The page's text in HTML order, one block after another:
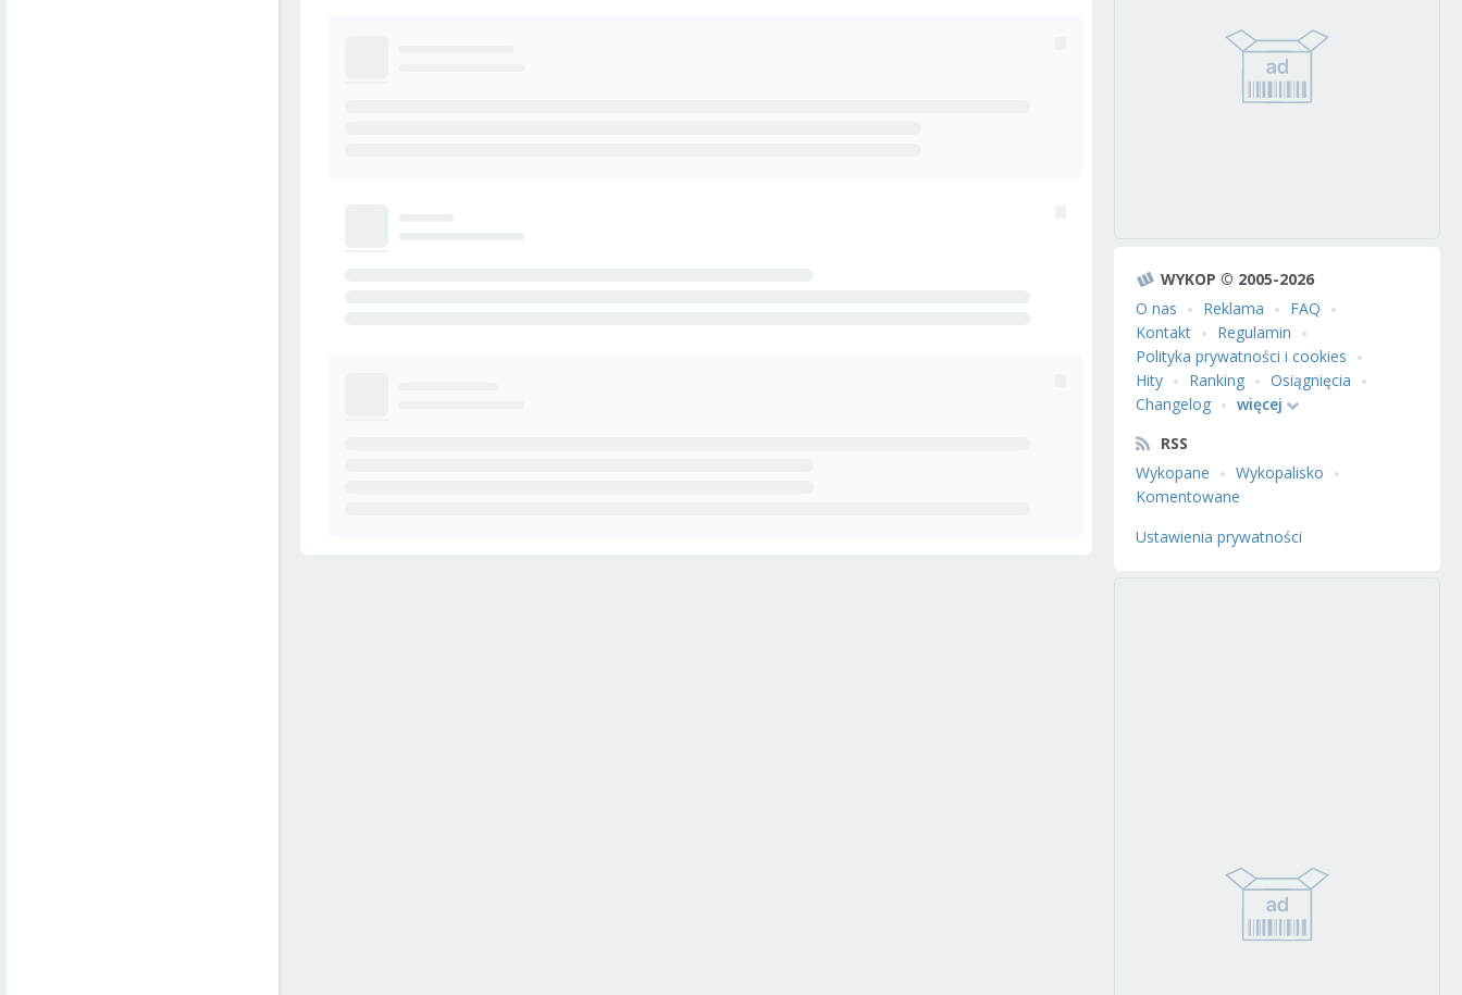
WYKOP © 2005-2026
O nas
Reklama
FAQ
Kontakt
Regulamin
Polityka prywatności i cookies
Hity
Ranking
Osiągnięcia
Changelog
więcej
RSS
Wykopane
Wykopalisko
Komentowane
Ustawienia prywatności